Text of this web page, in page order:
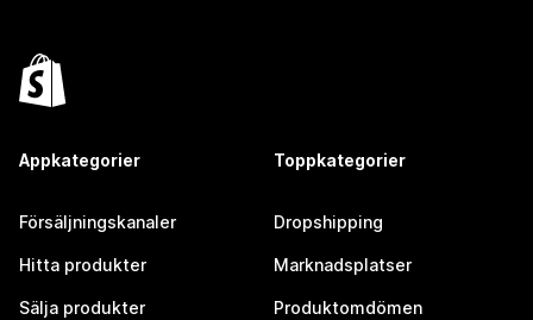
Appkategorier
Försäljningskanaler
Hitta produkter
Sälja produkter
Toppkategorier
Dropshipping
Marknadsplatser
Produktomdömen